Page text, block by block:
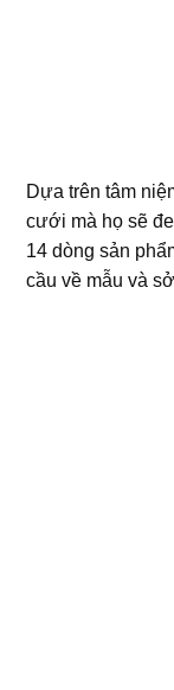
Dựa trên tâm
cưới mà họ sẽ
14 dòng sản
cầu về mẫu và